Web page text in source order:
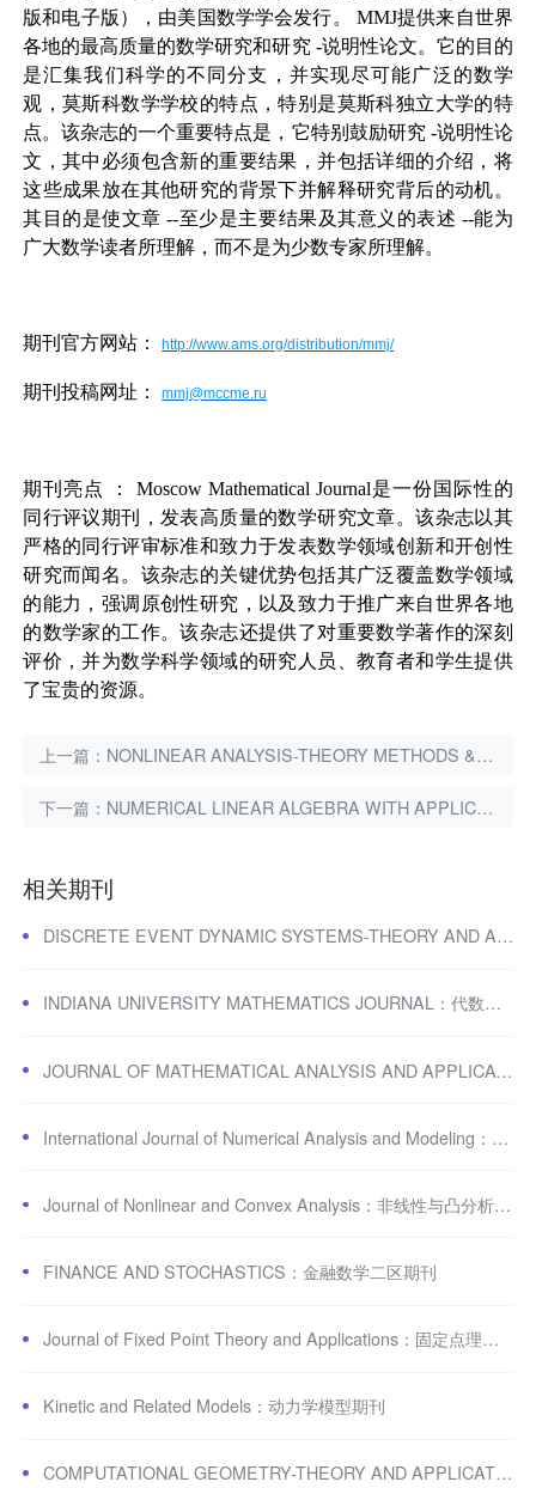
版和电子版），由美国数学学会发行。
MMJ提供来自世界
各地的最高质量的数学研究和研究 -说明性论文。它的目的
是汇集我们科学的不同分支，并实现尽可能广泛的数学
观，莫斯科数学学校的特点，特别是莫斯科独立大学的特
点。该杂志的一个重要特点是，它特别鼓励研究 -说明性论
文，其中必须包含新的重要结果，并包括详细的介绍，将
这些成果放在其他研究的背景下并解释研究背后的动机。
其目的是使文章 --至少是主要结果及其意义的表述 --能为
广大数学读者所理解，而不是为少数专家所理解。
期刊官方网站： http://www.ams.org/distribution/mmj/
期刊投稿网址： mmj@mccme.ru
期刊亮点 ： Moscow Mathematical Journal是一份国际性的
同行评议期刊，发表高质量的数学研究文章。该杂志以其
严格的同行评审标准和致力于发表数学领域创新和开创性
研究而闻名。该杂志的关键优势包括其广泛覆盖数学领域
的能力，强调原创性研究，以及致力于推广来自世界各地
的数学家的工作。该杂志还提供了对重要数学著作的深刻
评价，并为数学科学领域的研究人员、教育者和学生提供
了宝贵的资源。
上一篇： NONLINEAR ANALYSIS-THEORY METHODS & APPLICATIONS：非线性分析期刊
下一篇： NUMERICAL LINEAR ALGEBRA WITH APPLICATIONS：数值线性代数与应用期刊
相关期刊
DISCRETE EVENT DYNAMIC SYSTEMS-THEORY AND APPLICATIONS：离散事件动态系统期刊
INDIANA UNIVERSITY MATHEMATICS JOURNAL：代数和拓扑学期刊
JOURNAL OF MATHEMATICAL ANALYSIS AND APPLICATIONS：应用数学三区期刊
International Journal of Numerical Analysis and Modeling：数值分析期刊
Journal of Nonlinear and Convex Analysis：非线性与凸分析期刊
FINANCE AND STOCHASTICS：金融数学二区期刊
Journal of Fixed Point Theory and Applications：固定点理论三区期刊
Kinetic and Related Models：动力学模型期刊
COMPUTATIONAL GEOMETRY-THEORY AND APPLICATIONS：计算几何期刊